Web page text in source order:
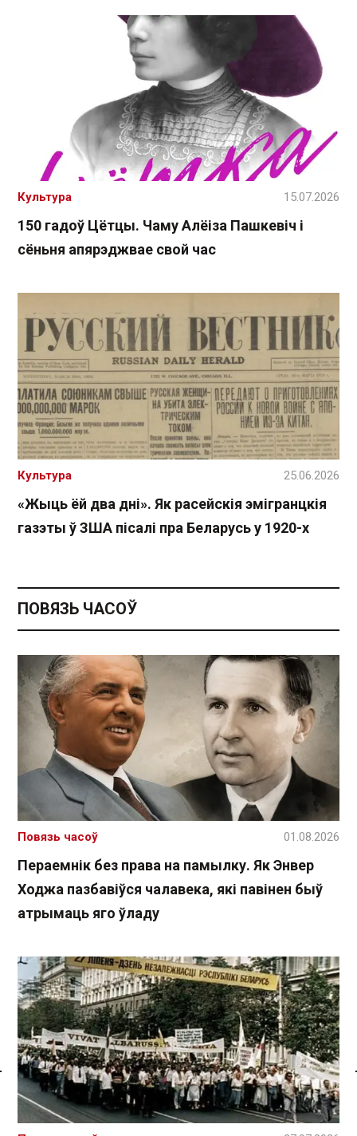
Спасылка без VPN
150 гадоў Цётцы. Чаму Алёіза Пашкевіч і
сёньня апярэджвае свой час
Культура 15.07.2026
«Жыць ёй два дні». Як расейскія эмігранцкія
газэты ў ЗША пісалі пра Беларусь у 1920-х
Культура 25.06.2026
ПОВЯЗЬ ЧАСОЎ
Пераемнік без права на памылку. Як Энвер
Ходжа пазбавіўся чалавека, які павінен быў
атрымаць яго ўладу
Повязь часоў 01.08.2026